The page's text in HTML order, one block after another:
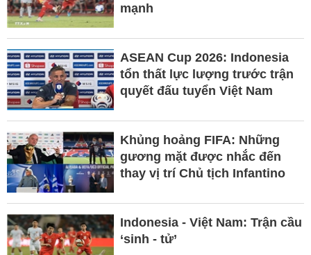
mạnh
ASEAN Cup 2026: Indonesia
tổn thất lực lượng trước trận
quyết đấu tuyển Việt Nam
Khủng hoảng FIFA: Những
gương mặt được nhắc đến
thay vị trí Chủ tịch Infantino
Indonesia - Việt Nam: Trận cầu
‘sinh - tử’